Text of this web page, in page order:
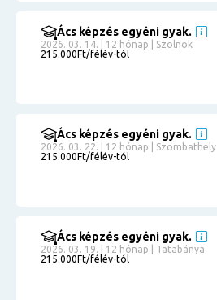
Ács képzés egyéni gyak.
2026. 03. 14. | 12 hónap | Szolnok
215.000Ft/félév-tól
Ács képzés egyéni gyak.
2026. 03. 22. | 12 hónap | Szombathely
215.000Ft/félév-tól
Ács képzés egyéni gyak.
2026. 03. 19. | 12 hónap | Tatabánya
215.000Ft/félév-tól